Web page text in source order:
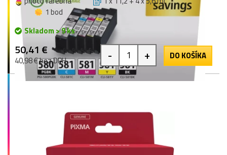
1 bod
Skladom > 9 ks
50,41 €
40,98 € bez DPH - + DO KOŠÍKA